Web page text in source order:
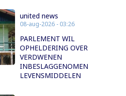
united news
08-aug-2026 - 03:26
PARLEMENT WIL
OPHELDERING OVER
VERDWENEN
INBESLAGGENOMEN
LEVENSMIDDELEN